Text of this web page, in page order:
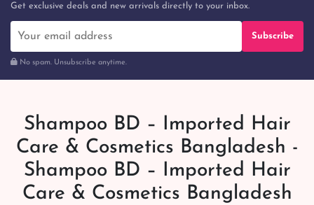
Get exclusive deals and new arrivals directly to your inbox.
Subscribe
No spam. Unsubscribe anytime.
Shampoo BD – Imported Hair
Care & Cosmetics Bangladesh -
Shampoo BD – Imported Hair
Care & Cosmetics Bangladesh